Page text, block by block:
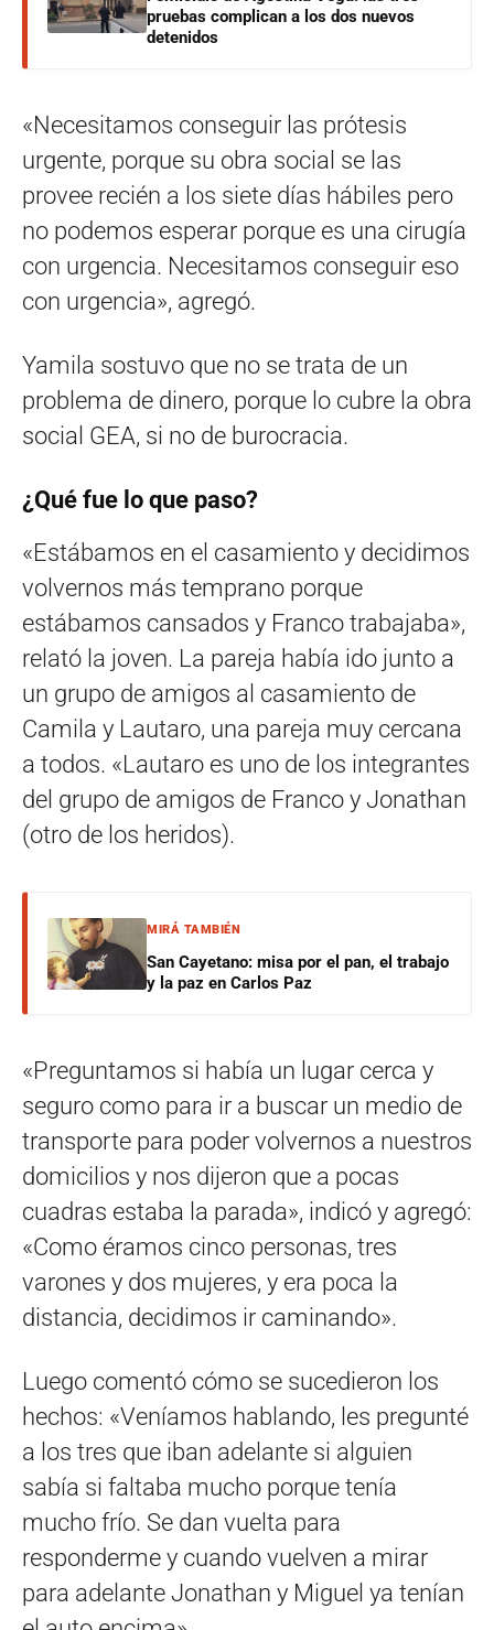
pruebas complican a los dos nuevos
detenidos
«Necesitamos conseguir las prótesis
urgente, porque su obra social se las
provee recién a los siete días hábiles pero
no podemos esperar porque es una cirugía
con urgencia. Necesitamos conseguir eso
con urgencia», agregó.
Yamila sostuvo que no se trata de un
problema de dinero, porque lo cubre la obra
social GEA, si no de burocracia.
¿Qué fue lo que paso?
«Estábamos en el casamiento y decidimos
volvernos más temprano porque
estábamos cansados y Franco trabajaba»,
relató la joven. La pareja había ido junto a
un grupo de amigos al casamiento de
Camila y Lautaro, una pareja muy cercana
a todos. «Lautaro es uno de los integrantes
del grupo de amigos de Franco y Jonathan
(otro de los heridos).
MIRÁ TAMBIÉN
San Cayetano: misa por el pan, el trabajo
y la paz en Carlos Paz
«Preguntamos si había un lugar cerca y
seguro como para ir a buscar un medio de
transporte para poder volvernos a nuestros
domicilios y nos dijeron que a pocas
cuadras estaba la parada», indicó y agregó:
«Como éramos cinco personas, tres
varones y dos mujeres, y era poca la
distancia, decidimos ir caminando».
Luego comentó cómo se sucedieron los
hechos: «Veníamos hablando, les pregunté
a los tres que iban adelante si alguien
sabía si faltaba mucho porque tenía
mucho frío. Se dan vuelta para
responderme y cuando vuelven a mirar
para adelante Jonathan y Miguel ya tenían